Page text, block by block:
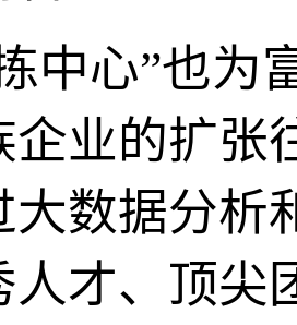
中心”也为
企业的扩张
大数据分析
人才、顶尖